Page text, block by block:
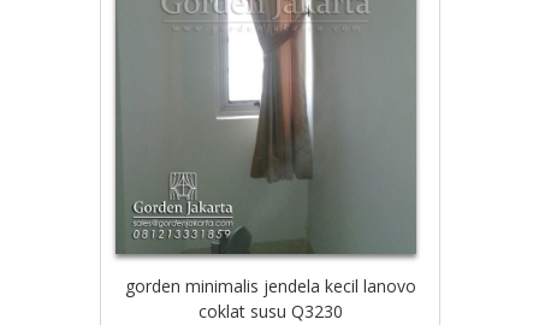
gorden minimalis jendela kecil lanovo
coklat susu Q3230